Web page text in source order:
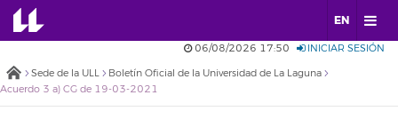
EN
06/08/2026 17:50 INICIAR SESIÓN
Sede de la ULL
Boletín Oficial de la Universidad de La Laguna
Acuerdo 3 a) CG de 19-03-2021